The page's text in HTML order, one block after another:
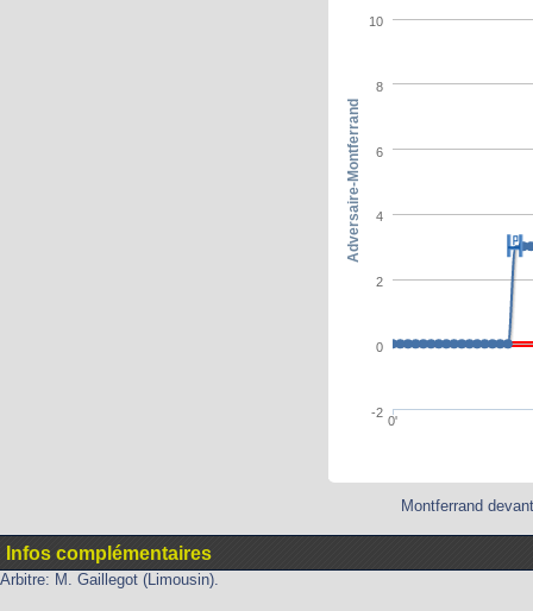
0'
-2
0
2
4
6
8
10
Adversaire-Montferrand
Montferrand
Infos complémentaires
Arbitre: M. Gaillegot (Limousin).